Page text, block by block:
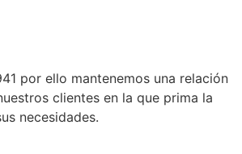
por ello mantenemos una relación
clientes en la que prima la
necesidades.